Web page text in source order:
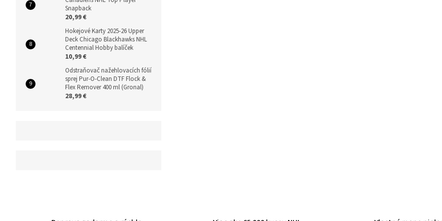
Snapback
20,99 €
Hokejové Karty 2025-26 Upper
Deck Chicago Blackhawks NHL
Centennial Hobby balíček
10,99 €
Odstraňovač nažehlovacích fólií
sprej Pur-O-Clean DTF Flock &
Flex Remover 400 ml (Gronal)
28,99 €